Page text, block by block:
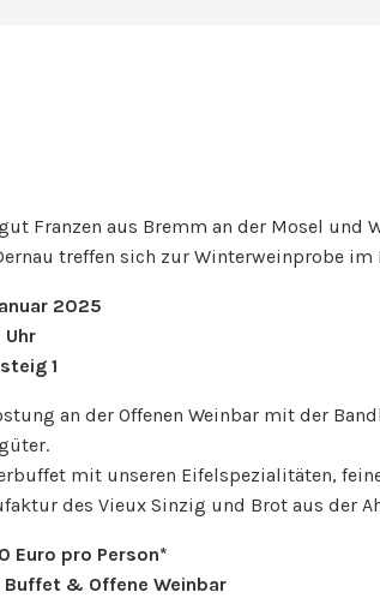
Franzen aus Bremm an der Mosel und
treffen sich zur Winterweinprobe im
2025
Uhr
1
an der Offenen Weinbar mit der
mit unseren Eifelspezialitäten,
des Vieux Sinzig und Brot aus der
Euro pro Person*
Buffet & Offene Weinbar